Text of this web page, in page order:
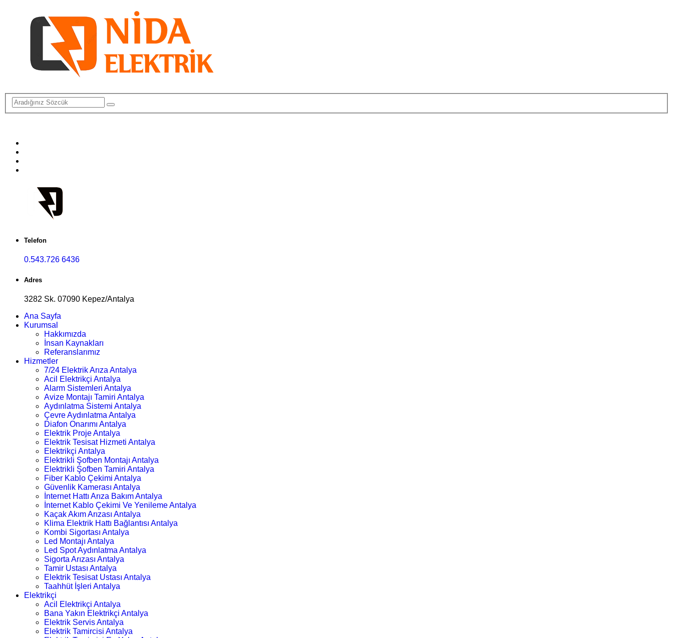
Telefon
0.543.726 6436
Adres
3282 Sk. 07090 Kepez/Antalya
Ana Sayfa
Kurumsal
Hakkımızda
İnsan Kaynakları
Referanslarımız
Hizmetler
7/24 Elektrik Arıza Antalya
Acil Elektrikçi Antalya
Alarm Sistemleri Antalya
Avize Montajı Tamiri Antalya
Aydınlatma Sistemi Antalya
Çevre Aydınlatma Antalya
Diafon Onarımı Antalya
Elektrik Proje Antalya
Elektrik Tesisat Hizmeti Antalya
Elektrikçi Antalya
Elektrikli Şofben Montajı Antalya
Elektrikli Şofben Tamiri Antalya
Fiber Kablo Çekimi Antalya
Güvenlik Kamerası Antalya
İnternet Hattı Arıza Bakım Antalya
İnternet Kablo Çekimi Ve Yenileme Antalya
Kaçak Akım Arızası Antalya
Klima Elektrik Hattı Bağlantısı Antalya
Kombi Sigortası Antalya
Led Montajı Antalya
Led Spot Aydınlatma Antalya
Sigorta Arızası Antalya
Tamir Ustası Antalya
Elektrik Tesisat Ustası Antalya
Taahhüt İşleri Antalya
Elektrikçi
Acil Elektrikçi Antalya
Bana Yakın Elektrikçi Antalya
Elektrik Servis Antalya
Elektrik Tamircisi Antalya